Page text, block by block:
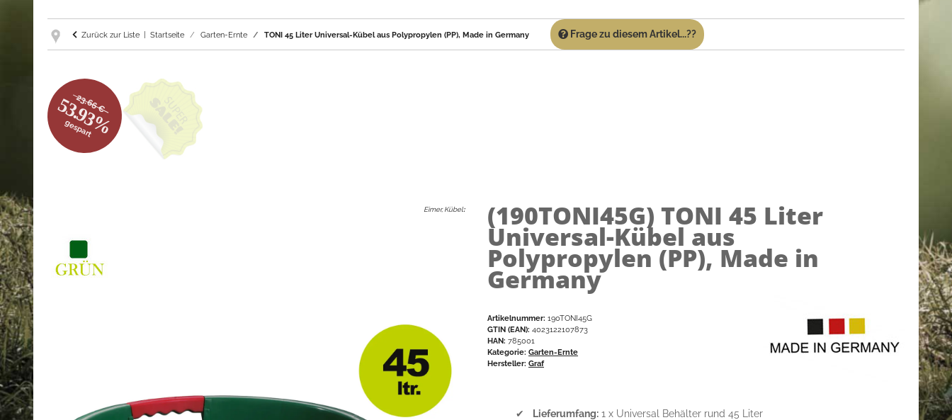
Zurück zur Liste Startseite Garten-Ernte TONI 45 Liter Universal-Kübel aus Polypropylen (PP), Made in Germany Frage zu diesem Artikel...??
23.66 €
53.93%
gespart
Eimer, Kübel: (190TONI45G) TONI 45 Liter
Universal-Kübel aus
Polypropylen (PP), Made in
Germany
Artikelnummer: 190TONI45G
GTIN (EAN): 4023122107873
HAN: 785001
Kategorie: Garten-Ernte
Hersteller: Graf
✔ Lieferumfang: 1 x Universal Behälter rund 45 Liter